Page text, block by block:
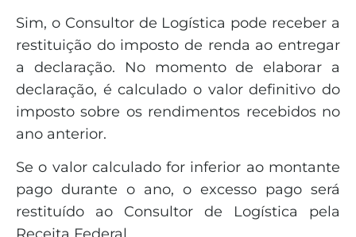
Sim, o Consultor de Logística pode receber a
restituição do imposto de renda ao entregar
a declaração. No momento de elaborar a
declaração, é calculado o valor definitivo do
imposto sobre os rendimentos recebidos no
ano anterior.
Se o valor calculado for inferior ao montante
pago durante o ano, o excesso pago será
restituído ao Consultor de Logística pela